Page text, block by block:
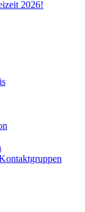
2026!